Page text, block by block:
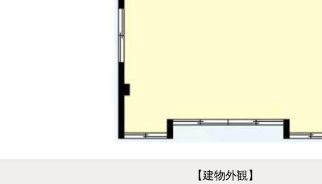
【建物外観】